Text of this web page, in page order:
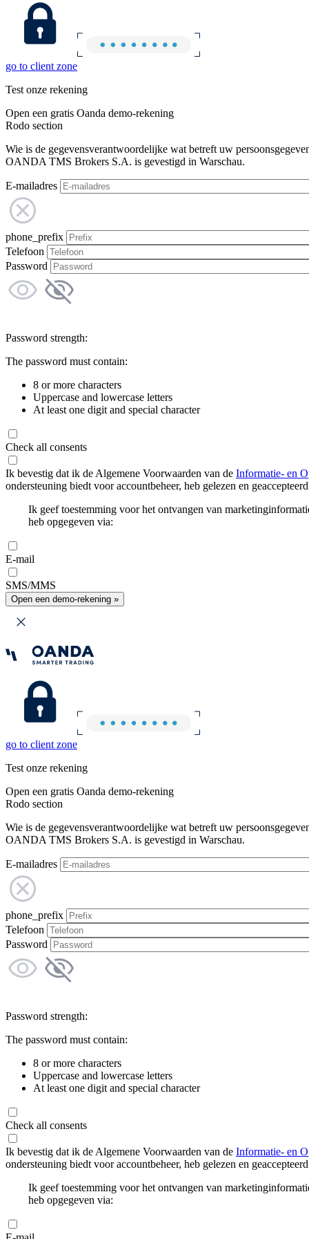
go to client zone
Test onze rekening
Open een gratis Oanda demo-rekening
Rodo section
Wie is de gegevensverantwoordelijke wat betreft uw
OANDA TMS Brokers S.A. is gevestigd in Warschau.
E-mailadres
phone_prefix
Telefoon
Password
Password strength:
The password must contain:
8 or more characters
Uppercase and lowercase letters
At least one digit and special character
Check all consents
Ik bevestig dat ik de Algemene Voorwaarden van de Informatie- en
ondersteuning biedt voor accountbeheer, heb gelezen en
Ik geef toestemming voor het ontvangen van
heb opgegeven via:
E-mail
SMS/MMS
Open een demo-rekening »
go to client zone
Test onze rekening
Open een gratis Oanda demo-rekening
Rodo section
Wie is de gegevensverantwoordelijke wat betreft uw
OANDA TMS Brokers S.A. is gevestigd in Warschau.
E-mailadres
phone_prefix
Telefoon
Password
Password strength:
The password must contain:
8 or more characters
Uppercase and lowercase letters
At least one digit and special character
Check all consents
Ik bevestig dat ik de Algemene Voorwaarden van de Informatie- en
ondersteuning biedt voor accountbeheer, heb gelezen en
Ik geef toestemming voor het ontvangen van
heb opgegeven via: